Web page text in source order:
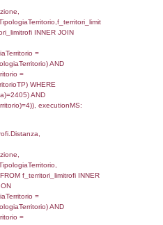
0.022762060165405
* FROM d2_autorizzazioni
executionMS:
Ispezione, IDArticoloComma,
as DataApertura,
as DataUltimoPIR FROM
el_nazioni.DescIT,